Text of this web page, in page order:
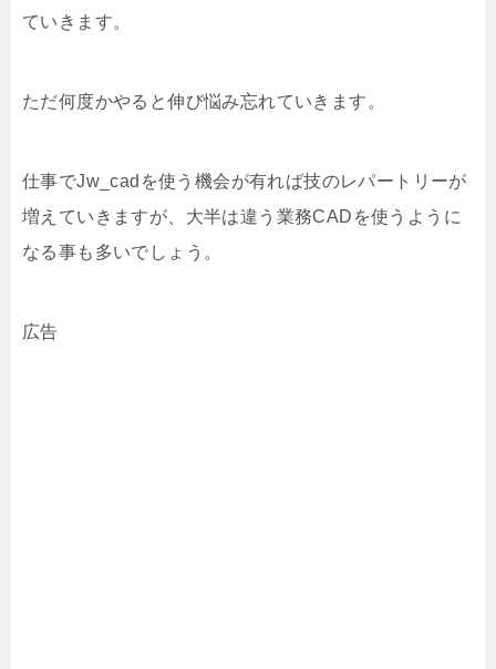
ていきます。
ただ何度かやると伸び悩み忘れていきます。
仕事でJw_cadを使う機会が有れば技のレパートリーが
増えていきますが、大半は違う業務CADを使うように
なる事も多いでしょう。
広告